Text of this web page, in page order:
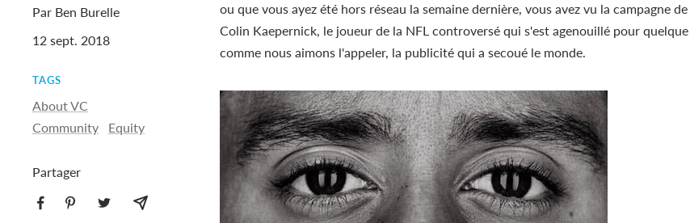
Par Ben Burelle
12 sept. 2018
TAGS
About VC
Community
Equity
Partager
ou que vous ayez été hors réseau la semaine dernière, vous avez vu la campagne
Colin Kaepernick, le joueur de la NFL controversé qui s'est agenouillé pour
comme nous aimons l'appeler, la publicité qui a secoué le monde.